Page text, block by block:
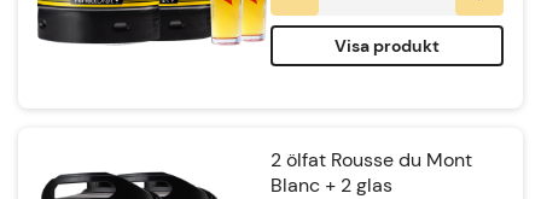
Visa produkt
2 ölfat Rousse du Mont
Blanc + 2 glas